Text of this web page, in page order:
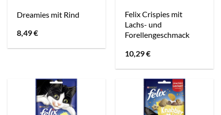
Dreamies mit Rind
8,49€
Felix Crispies mit
Lachs- und
Forellengeschmack
10,29€